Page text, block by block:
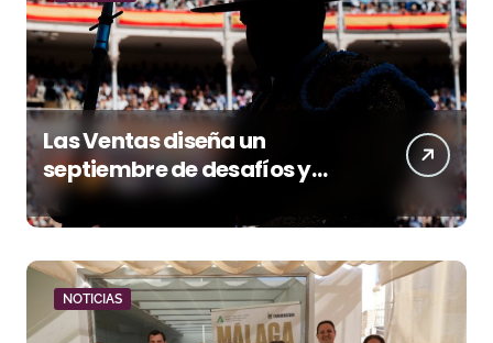
Las Ventas diseña un
septiembre de desafíos y
variedad ganadera
NOTICIAS